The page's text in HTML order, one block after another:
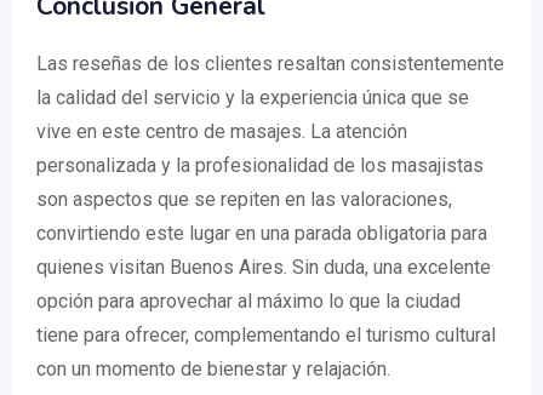
Las reseñas de los clientes resaltan consistentemente
la calidad del servicio y la experiencia única que se
vive en este centro de masajes. La atención
personalizada y la profesionalidad de los masajistas
son aspectos que se repiten en las valoraciones,
convirtiendo este lugar en una parada obligatoria para
quienes visitan Buenos Aires. Sin duda, una excelente
opción para aprovechar al máximo lo que la ciudad
tiene para ofrecer, complementando el turismo cultural
con un momento de bienestar y relajación.